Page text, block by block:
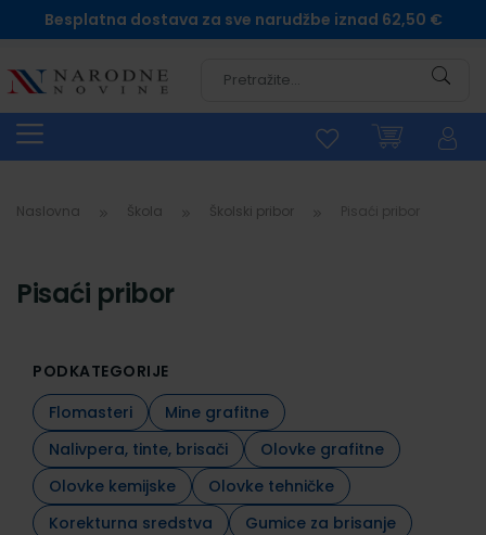
Besplatna dostava za sve narudžbe iznad 62,50 €
Naslovna Škola Školski pribor
Pisaći pribor
PODKATEGORIJE
Flomasteri
Mine grafitne
Nalivpera, tinte, brisači
Olovke grafitne
Olovke kemijske
Olovke tehničke
Korekturna sredstva
Gumice za brisanje